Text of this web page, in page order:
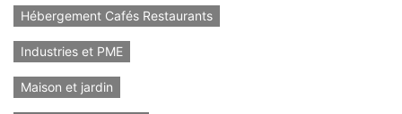
Hébergement Cafés Restaurants
Industries et PME
Maison et jardin